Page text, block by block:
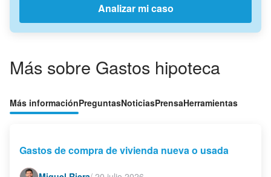
Analizar mi caso
Más sobre Gastos hipoteca
Más informaciónPreguntasNoticiasPrensaHerramientas
Gastos de compra de vivienda nueva o usada